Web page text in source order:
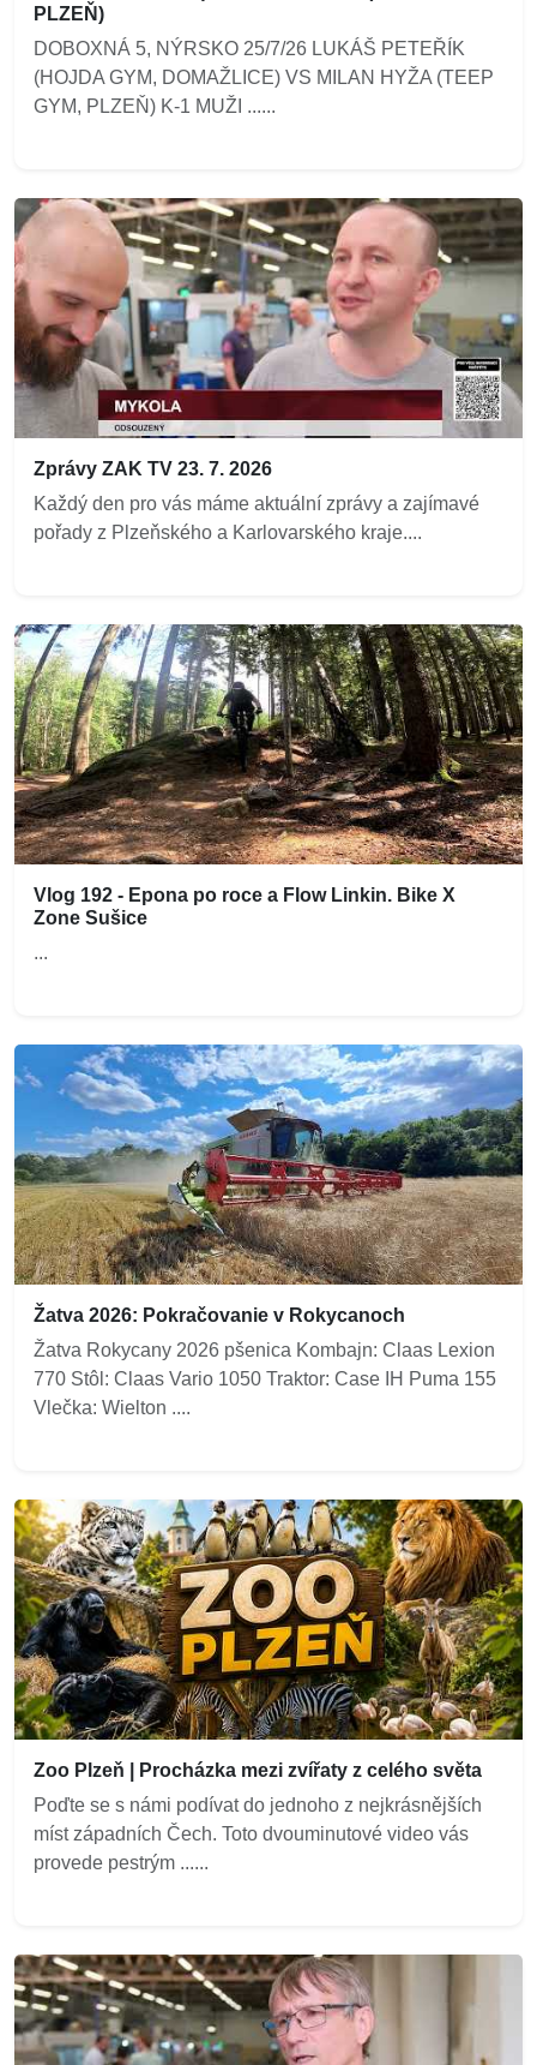
PLZEŇ)
DOBOXNÁ 5, NÝRSKO 25/7/26 LUKÁŠ PETEŘÍK
(HOJDA GYM, DOMAŽLICE) VS MILAN HYŽA (TEEP
GYM, PLZEŇ) K-1 MUŽI ......
Zprávy ZAK TV 23. 7. 2026
Každý den pro vás máme aktuální zprávy a zajímavé
pořady z Plzeňského a Karlovarského kraje....
Vlog 192 - Epona po roce a Flow Linkin. Bike X
Zone Sušice
...
Žatva 2026: Pokračovanie v Rokycanoch
Žatva Rokycany 2026 pšenica Kombajn: Claas Lexion
770 Stôl: Claas Vario 1050 Traktor: Case IH Puma 155
Vlečka: Wielton ....
Zoo Plzeň | Procházka mezi zvířaty z celého světa
Poďte se s námi podívat do jednoho z nejkrásnějších
míst západních Čech. Toto dvouminutové video vás
provede pestrým ......